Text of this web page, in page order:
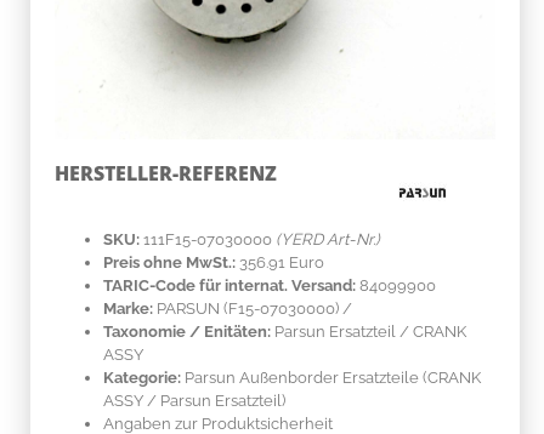
HERSTELLER-REFERENZ
SKU: 111F15-07030000 (YERD Art-Nr.)
Preis ohne MwSt.: 356.91 Euro
TARIC-Code für internat. Versand: 84099900
Marke: PARSUN (F15-07030000) /
Taxonomie / Enitäten: Parsun Ersatzteil / CRANK
ASSY
Kategorie: Parsun Außenborder Ersatzteile (CRANK
ASSY / Parsun Ersatzteil)
Angaben zur Produktsicherheit